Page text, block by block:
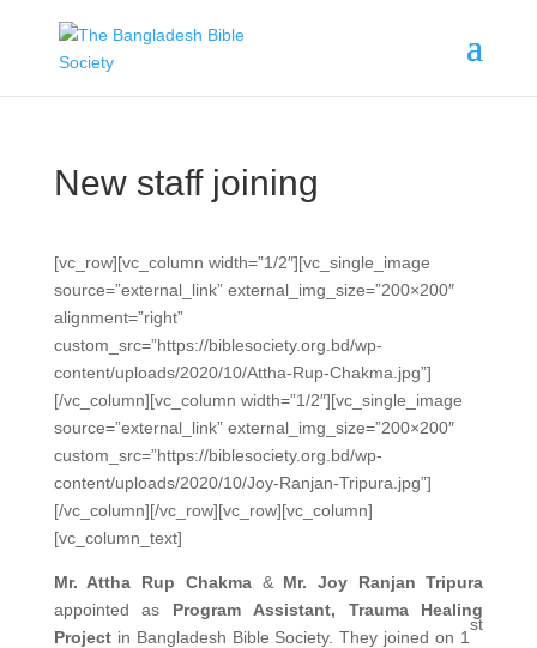
New staff joining
[vc_row][vc_column width=”1/2″][vc_single_image
source=”external_link” external_img_size=”200×200″
alignment=”right”
custom_src=”https://biblesociety.org.bd/wp-
content/uploads/2020/10/Attha-Rup-Chakma.jpg”]
[/vc_column][vc_column width=”1/2″][vc_single_image
source=”external_link” external_img_size=”200×200″
custom_src=”https://biblesociety.org.bd/wp-
content/uploads/2020/10/Joy-Ranjan-Tripura.jpg”]
[/vc_column][/vc_row][vc_row][vc_column]
[vc_column_text]
Mr. Attha Rup Chakma& Mr. Joy Ranjan Tripura
appointed as Program Assistant, Trauma Healing
Projectin Bangladesh Bible Society. They joined on 1
st